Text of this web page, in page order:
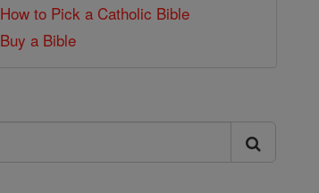
How to Pick a Catholic Bible
Buy a Bible